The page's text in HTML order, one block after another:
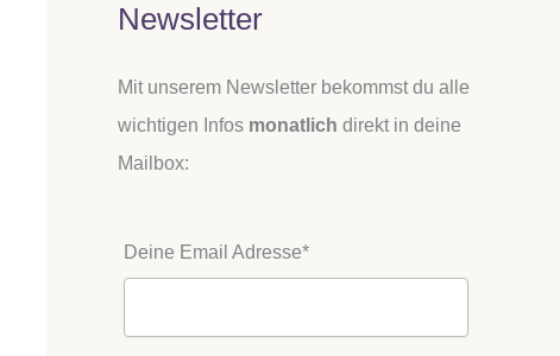
Newsletter
Mit unserem Newsletter bekommst du alle
wichtigen Infos monatlich direkt in deine
Mailbox:
Deine Email Adresse*